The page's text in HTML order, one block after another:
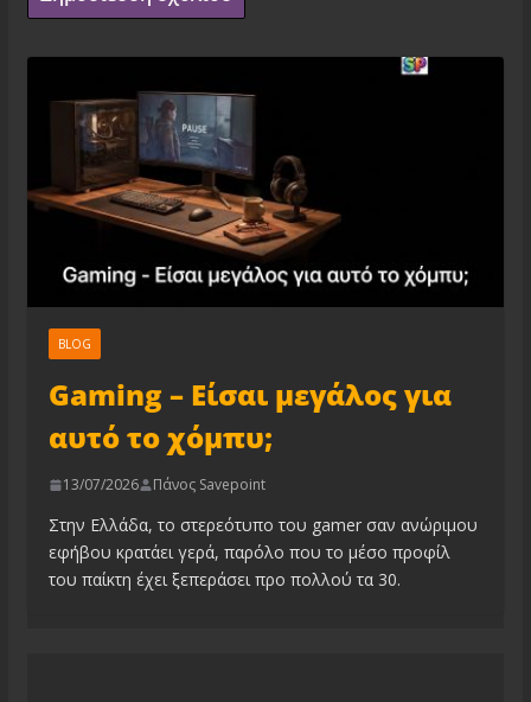
BLOG
Gaming – Είσαι μεγάλος για
αυτό το χόμπυ;
13/07/2026 Πάνος Savepoint
Στην Ελλάδα, το στερεότυπο του gamer σαν ανώριμου
εφήβου κρατάει γερά, παρόλο που το μέσο προφίλ
του παίκτη έχει ξεπεράσει προ πολλού τα 30.